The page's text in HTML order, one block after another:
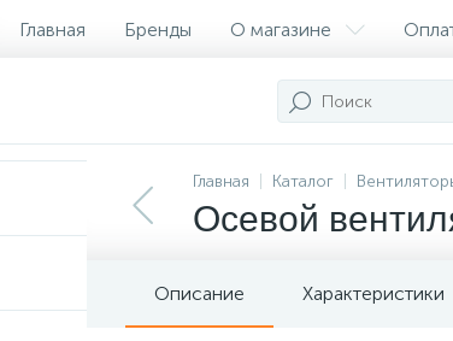
Главная Бренды О магазине
Главная Каталог
Осевой
Описание Характеристики